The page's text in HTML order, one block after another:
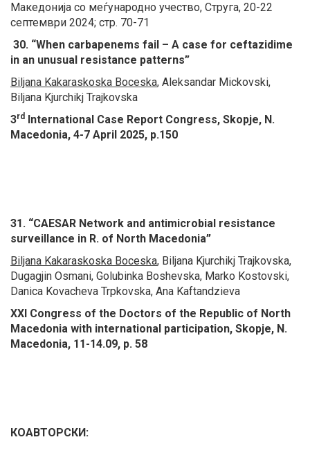
Македонија со меѓународно учество, Струга, 20-22
септември 2024; стр. 70-71
30. “When carbapenems fail – A case for ceftazidime
in an unusual resistance patterns”
Biljana Kakaraskoska Boceska, Aleksandar Mickovski,
Biljana Kjurchikj Trajkovska
3rd International Case Report Congress, Skopje, N.
Macedonia, 4-7 April 2025, p.150
31. “CAESAR Network and antimicrobial resistance
surveillance in R. of North Macedonia”
Biljana Kakaraskoska Boceska, Biljana Kjurchikj Trajkovska,
Dugagjin Osmani, Golubinka Boshevska, Marko Kostovski,
Danica Kovacheva Trpkovska, Ana Kaftandzieva
XXI Congress of the Doctors of the Republic of North
Macedonia with international participation, Skopje, N.
Macedonia, 11-14.09, p. 58
КОАВТОРСКИ: